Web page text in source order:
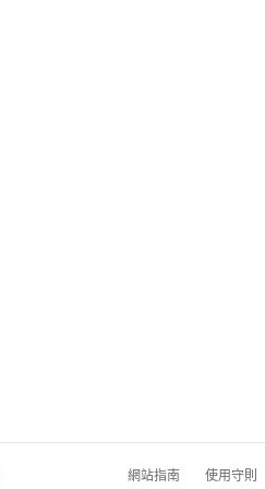
網站指南 使用守則